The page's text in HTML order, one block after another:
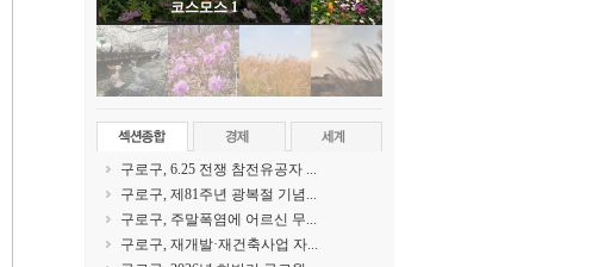
코스모스 1
구로구, 6.25 전쟁 참전유공자 ...
구로구, 제81주년 광복절 기념...
구로구, 주말폭염에 어르신 무...
구로구, 재개발·재건축사업 자...